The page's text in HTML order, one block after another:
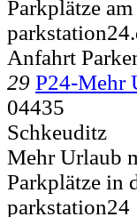
Parkplätze
Anfahrt
29 P24-Mehr
04435
Schkeuditz
Mehr Urlaub
Parkplätze in
parkstation24